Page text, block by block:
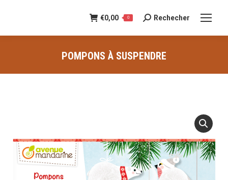
€0,00 0
Recherche
:
Rechecher
POMPONS À SUSPENDRE